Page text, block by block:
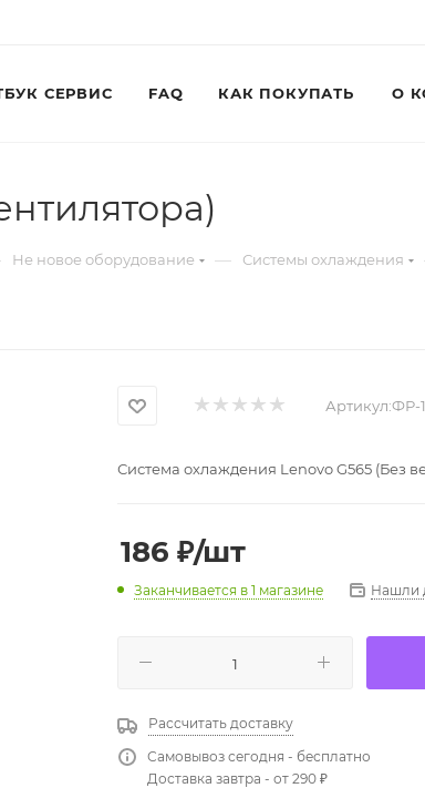
СЕРВИС FAQ КАК ПОКУПАТЬ О
Не новое оборудование — Системы охлаждения
Артикул:ФР-
Система охлаждения Lenovo G565 (Без
186 ₽/шт
Заканчивается в 1 магазине Нашли
Рассчитать доставку
Самовывоз сегодня - бесплатно
Доставка завтра - от 290 ₽